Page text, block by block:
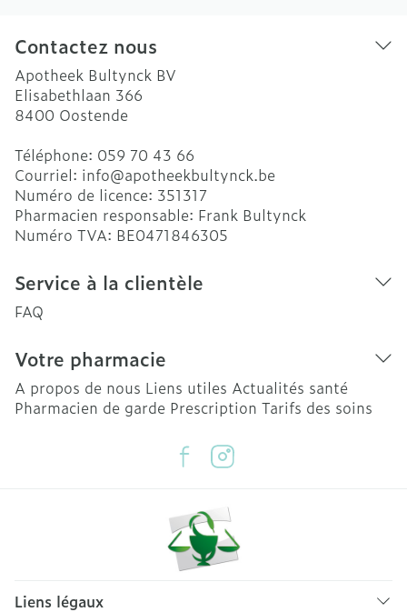
Contactez nous
Apotheek Bultynck BV
Elisabethlaan 366
8400 Oostende
Téléphone: 059 70 43 66
Courriel: info@apotheekbultynck.be
Numéro de licence: 351317
Pharmacien responsable: Frank Bultynck
Numéro TVA: BE0471846305
Service à la clientèle
FAQ
Votre pharmacie
A propos de nous Liens utiles Actualités santé
Pharmacien de garde Prescription Tarifs des soins
Liens légaux